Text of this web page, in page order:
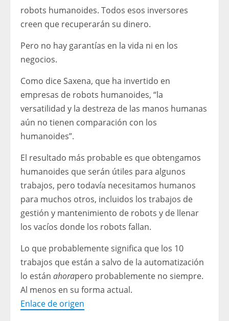
robots humanoides. Todos esos inversores
creen que recuperarán su dinero.
Pero no hay garantías en la vida ni en los
negocios.
Como dice Saxena, que ha invertido en
empresas de robots humanoides, “la
versatilidad y la destreza de las manos humanas
aún no tienen comparación con los
humanoides”.
El resultado más probable es que obtengamos
humanoides que serán útiles para algunos
trabajos, pero todavía necesitamos humanos
para muchos otros, incluidos los trabajos de
gestión y mantenimiento de robots y de llenar
los vacíos donde los robots fallan.
Lo que probablemente significa que los 10
trabajos que están a salvo de la automatización
lo están ahorapero probablemente no siempre.
Al menos en su forma actual.
Enlace de origen